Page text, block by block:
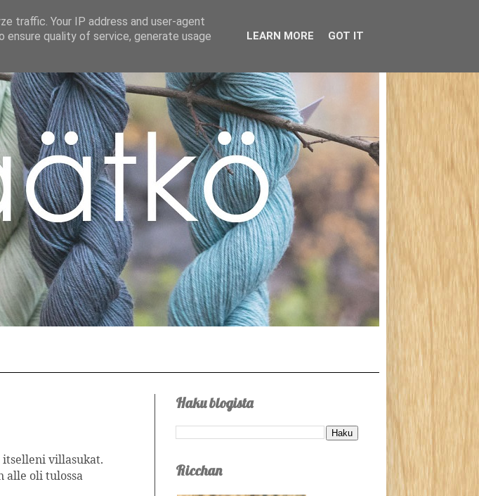
villasukat.
alle oli tulossa
Haku blogista
Ricchan
traffic. Your IP address and user-agent
quality of service, generate usage
LEARN MORE GOT IT